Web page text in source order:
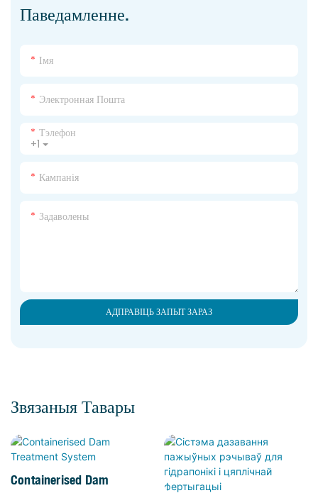
Паведамленне.
Імя
Электронная Пошта
+1
Тэлефон
Кампанія
Задаволены
АДПРАВІЦЬ ЗАПЫТ ЗАРАЗ
Звязаныя Тавары
Containerised Dam